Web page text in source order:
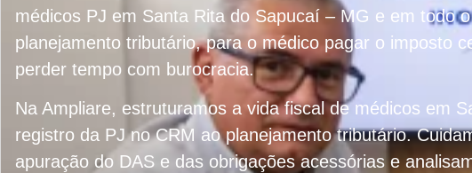
médicos PJ em Santa Rita do Sapucaí – MG e em todo
planejamento tributário, para o médico pagar o imposto
perder tempo com burocracia.
Na Ampliare, estruturamos a vida fiscal de médicos em
registro da PJ no CRM ao planejamento tributário.
apuração do DAS e das obrigações acessórias e